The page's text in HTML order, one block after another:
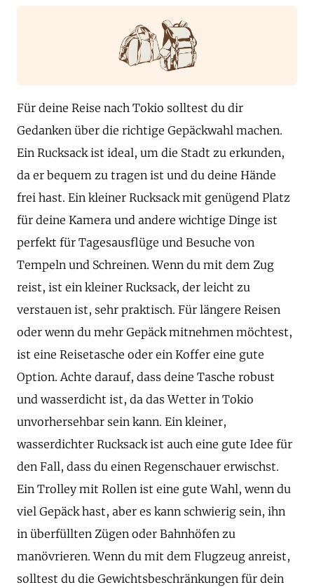
Für deine Reise nach Tokio solltest du dir
Gedanken über die richtige Gepäckwahl machen.
Ein Rucksack ist ideal, um die Stadt zu erkunden,
da er bequem zu tragen ist und du deine Hände
frei hast. Ein kleiner Rucksack mit genügend Platz
für deine Kamera und andere wichtige Dinge ist
perfekt für Tagesausflüge und Besuche von
Tempeln und Schreinen. Wenn du mit dem Zug
reist, ist ein kleiner Rucksack, der leicht zu
verstauen ist, sehr praktisch. Für längere Reisen
oder wenn du mehr Gepäck mitnehmen möchtest,
ist eine Reisetasche oder ein Koffer eine gute
Option. Achte darauf, dass deine Tasche robust
und wasserdicht ist, da das Wetter in Tokio
unvorhersehbar sein kann. Ein kleiner,
wasserdichter Rucksack ist auch eine gute Idee für
den Fall, dass du einen Regenschauer erwischst.
Ein Trolley mit Rollen ist eine gute Wahl, wenn du
viel Gepäck hast, aber es kann schwierig sein, ihn
in überfüllten Zügen oder Bahnhöfen zu
manövrieren. Wenn du mit dem Flugzeug anreist,
solltest du die Gewichtsbeschränkungen für dein